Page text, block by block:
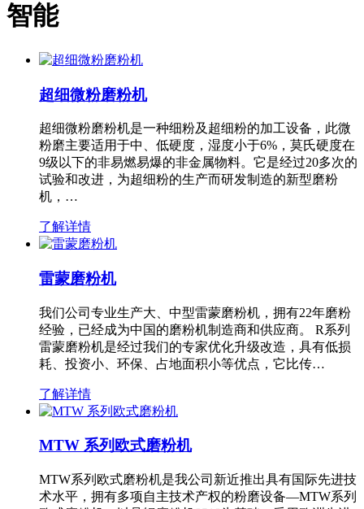
智能
超细微粉磨粉机
超细微粉磨粉机是一种细粉及超细粉的加工设备，此微
粉磨主要适用于中、低硬度，湿度小于6%，莫氏硬度在
9级以下的非易燃易爆的非金属物料。它是经过20多次的
试验和改进，为超细粉的生产而研发制造的新型磨粉
机，…
了解详情
雷蒙磨粉机
我们公司专业生产大、中型雷蒙磨粉机，拥有22年磨粉
经验，已经成为中国的磨粉机制造商和供应商。 R系列
雷蒙磨粉机是经过我们的专家优化升级改造，具有低损
耗、投资小、环保、占地面积小等优点，它比传…
了解详情
MTW 系列欧式磨粉机
MTW系列欧式磨粉机是我公司新近推出具有国际先进技
术水平，拥有多项自主技术产权的粉磨设备—MTW系列